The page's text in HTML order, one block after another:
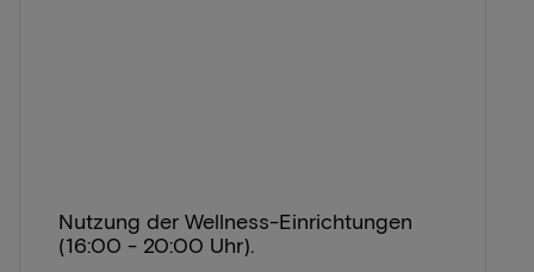
Nutzung der Wellness-Einrichtungen
(16:00 - 20:00 Uhr).